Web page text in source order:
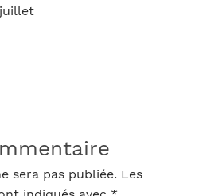
sera pas publiée. Les